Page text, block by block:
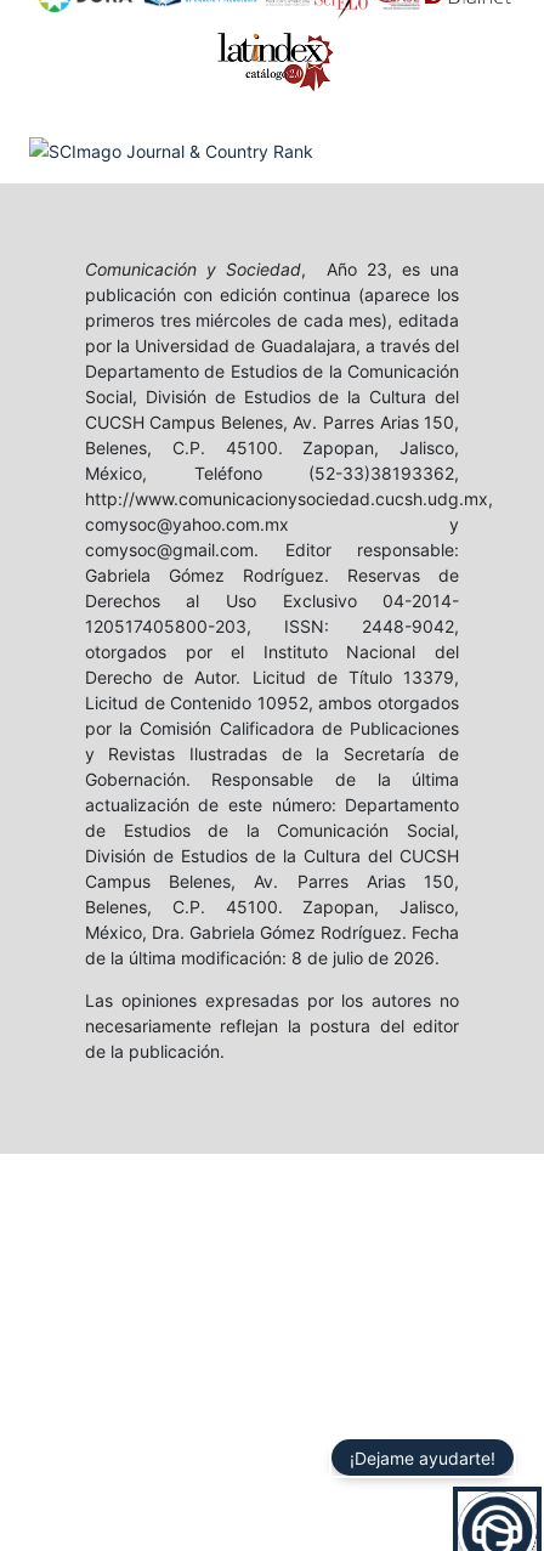
Comunicación y Sociedad, Año 23, es una
publicación con edición continua (aparece los
primeros tres miércoles de cada mes), editada
por la Universidad de Guadalajara, a través del
Departamento de Estudios de la Comunicación
Social, División de Estudios de la Cultura del
CUCSH Campus Belenes, Av. Parres Arias 150,
Belenes, C.P. 45100. Zapopan, Jalisco,
México, Teléfono (52-33)38193362,
http://www.comunicacionysociedad.cucsh.udg.mx,
comysoc@yahoo.com.mx y
comysoc@gmail.com. Editor responsable:
Gabriela Gómez Rodríguez. Reservas de
Derechos al Uso Exclusivo 04-2014-
120517405800-203, ISSN: 2448-9042,
otorgados por el Instituto Nacional del
Derecho de Autor. Licitud de Título 13379,
Licitud de Contenido 10952, ambos otorgados
por la Comisión Calificadora de Publicaciones
y Revistas Ilustradas de la Secretaría de
Gobernación. Responsable de la última
actualización de este número: Departamento
de Estudios de la Comunicación Social,
División de Estudios de la Cultura del CUCSH
Campus Belenes, Av. Parres Arias 150,
Belenes, C.P. 45100. Zapopan, Jalisco,
México, Dra. Gabriela Gómez Rodríguez. Fecha
de la última modificación: 8 de julio de 2026.
Las opiniones expresadas por los autores no
necesariamente reflejan la postura del editor
de la publicación.
¡Dejame ayudarte!